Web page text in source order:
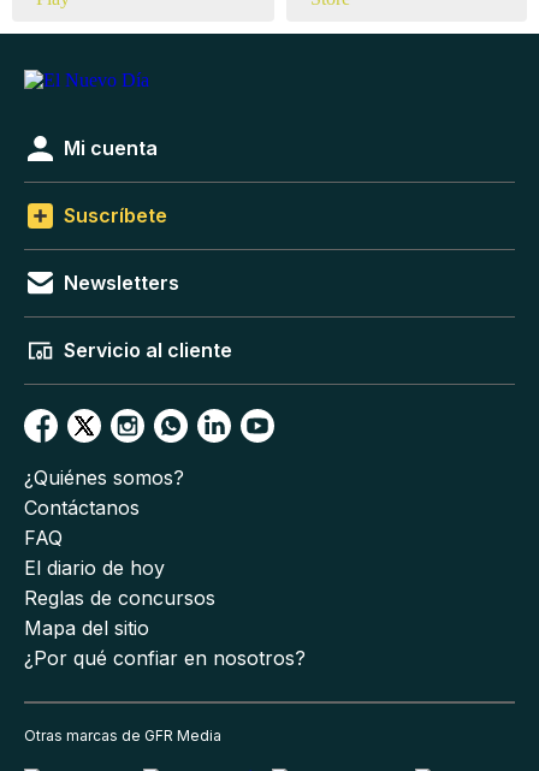
Mi cuenta
Suscríbete
Newsletters
Servicio al cliente
¿Quiénes somos?
Contáctanos
FAQ
El diario de hoy
Reglas de concursos
Mapa del sitio
¿Por qué confiar en nosotros?
Otras marcas de GFR Media